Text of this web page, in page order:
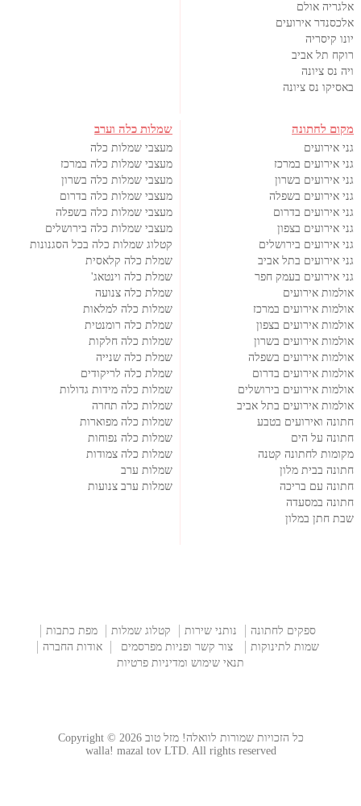
אלגריה אולם
אלכסנדר אירועים
יונו קיסריה
רוקח תל אביב
ויה נס ציונה
באסיקו נס ציונה
מקום לחתונה
גני אירועים
גני אירועים במרכז
גני אירועים בשרון
גני אירועים בשפלה
גני אירועים בדרום
גני אירועים בצפון
גני אירועים בירושלים
גני אירועים בתל אביב
גני אירועים בעמק חפר
אולמות אירועים
אולמות אירועים במרכז
אולמות אירועים בצפון
אולמות אירועים בשרון
אולמות אירועים בשפלה
אולמות אירועים בדרום
אולמות אירועים בירושלים
אולמות אירועים בתל אביב
חתונה ואירועים בטבע
חתונה על הים
מקומות לחתונה קטנה
חתונה בבית מלון
חתונה עם בריכה
חתונה במסעדה
שבת חתן במלון
שמלות כלה וערב
מעצבי שמלות כלה
מעצבי שמלות כלה במרכז
מעצבי שמלות כלה בשרון
מעצבי שמלות כלה בדרום
מעצבי שמלות כלה בשפלה
מעצבי שמלות כלה בירושלים
קטלוג שמלות כלה בכל הסגנונות
שמלת כלה קלאסית
שמלת כלה וינטאג'
שמלת כלה צנועה
שמלות כלה למלאות
שמלת כלה רומנטית
שמלות כלה חלקות
שמלת כלה שנייה
שמלת כלה לריקודים
שמלות כלה מידות גדולות
שמלות כלה תחרה
שמלות כלה מפוארות
שמלות כלה נפוחות
שמלות כלה צמודות
שמלות ערב
שמלות ערב צנועות
ספקים לחתונה נותני שירות קטלוג שמלות
מפת כתבות
שמות לתינוקות
צור קשר ופניות מפרסמים
אודות החברה
תנאי שימוש ומדיניות פרטיות
כל הזכויות שמורות לוואלה! מזל טוב Copyright © 2026
walla! mazal tov LTD. All rights reserved